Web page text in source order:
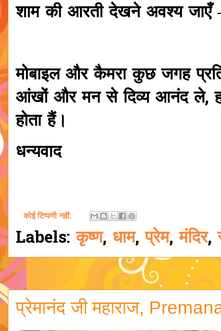
शाम की आरती देखने अवश्य जाएँ
मोबाइल और कैमरा कुछ जगह
आंखों और मन से दिव्य आनंद ले,
होता हैं।
धन्यवाद
कोई टिप्पणी नहीं:
Labels:कृष्ण, धाम,प्रेम,मंदिर,
प्रेमानंद जी महाराज,